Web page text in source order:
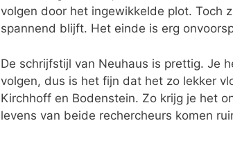
volgen door het ingewikkelde plot. Toch
spannend blijft. Het einde is erg
De schrijfstijl van Neuhaus is prettig. Je
volgen, dus is het fijn dat het zo lekker
Kirchhoff en Bodenstein. Zo krijg je het
levens van beide rechercheurs komen